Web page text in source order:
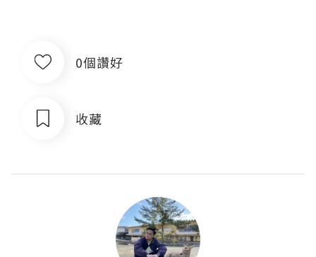
0個讚好
收藏